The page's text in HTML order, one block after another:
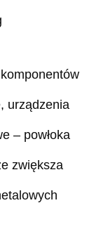
urządzenia
– powłoka
zwiększa